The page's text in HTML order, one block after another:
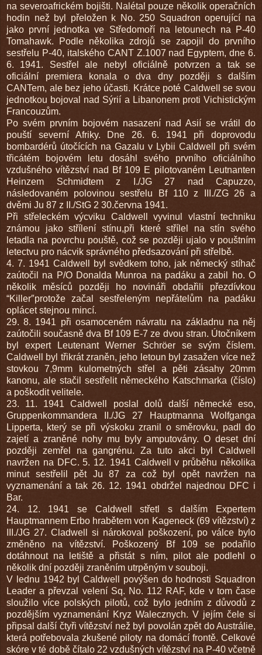
na severoafrickém bojišti. Nalétal pouze několik operačních
hodin než byl přeložen k No. 250 Squadron operující na
jako první jednotka ve Středomoří na letounech na P-40
Tomahawk. Podle několika zdrojů se zapojil do prvního
sestřelu P-40, italského CANT Z.1007 nad Egyptem, dne 6.
6. 1941. Sestřel ale nebyl oficiálně potvrzen a tak se
oficiální premiera konala o dva dny později s dalším
CANTem, ale bez jeho účasti. Krátce poté Caldwell se svou
jednotkou bojoval nad Sýrií a Libanonem proti Vichistickým
Francouzům.
Po svém prvním bojovém nasazení nad Asií se vrátil do
pouští severní Afriky. Dne 26. 6. 1941 při doprovodu
bombardérů útočících na Gazalu v Lybii Caldwell při svém
třicátém bojovém letu dosáhl svého prvního oficiálního
vzdušného vítězství nad Bf 109 E pilotovaném Leutnanten
Heinzem Schmidtem z I./JG 27 nad Capuzzo,
následovaném polovinou sestřelu Bf 110 z III./ZG 26 a
dvěmi Ju 87 z II./StG 2 30.června 1941.
Při střeleckém výcviku Caldwell vyvinul vlastní techniku
známou jako střílení stínu,při které střílel na stín svého
letadla na povrchu pouště, což se později ujalo v pouštním
letectvu pro nácvik správného předsazování při střelbě.
4. 7. 1941 Caldwell byl svědkem toho, jak německý stíhač
zaútočil na P/O Donalda Munroa na padáku a zabil ho. O
několik měsíců později ho novináři obdařili přezdívkou
“Killer″protože začal sestřeleným nepřátelům na padáku
oplácet stejnou mincí.
29. 8. 1941 při osamoceném návratu na základnu na něj
zaútočili současně dva Bf 109 E-7 ze dvou stran. Útočníkem
byl expert Leutenant Werner Schröer se svým číslem.
Caldwell byl třikrát zraněn, jeho letoun byl zasažen více než
stovkou 7,9mm kulometných střel a pěti zásahy 20mm
kanonu, ale stačil sestřelit německého Katschmarka (číslo)
a poškodit velitele.
23. 11. 1941 Caldwell poslal dolů další německé eso,
Gruppenkommandera II./JG 27 Hauptmanna Wolfganga
Lipperta, který se při výskoku zranil o směrovku, padl do
zajetí a zraněné nohy mu byly amputovány. O deset dní
později zemřel na gangrénu. Za tuto akci byl Caldwell
navržen na DFC. 5. 12. 1941 Caldwell v průběhu několika
minut sestřelil pět Ju 87 za což byl opět navržen na
vyznamenání a tak 26. 12. 1941 obdržel najednou DFC i
Bar.
24. 12. 1941 se Caldwell střetl s dalším Expertem
Hauptmannem Erbo hrabětem von Kageneck (69 vítězství) z
III./JG 27. Cladwell si nárokoval poškození, po válce bylo
změněno na vítězství. Poškozený Bf 109 se podařilo
dotáhnout na letiště a přistát s ním, pilot ale podlehl o
několik dní později zraněním utrpěným v souboji.
V lednu 1942 byl Caldwell povýšen do hodnosti Squadron
Leader a převzal velení Sq. No. 112 RAF, kde v tom čase
sloužilo více polských pilotů, což bylo jedním z důvodů z
pozdějším vyznamenání Kryz Walecznych. V jejím čele si
připsal další čtyři vítězství než byl povolán zpět do Austrálie,
která potřebovala zkušené piloty na domácí frontě. Celkové
skóre v té době čítalo 22 vzdušných vítězství na P-40 včetně